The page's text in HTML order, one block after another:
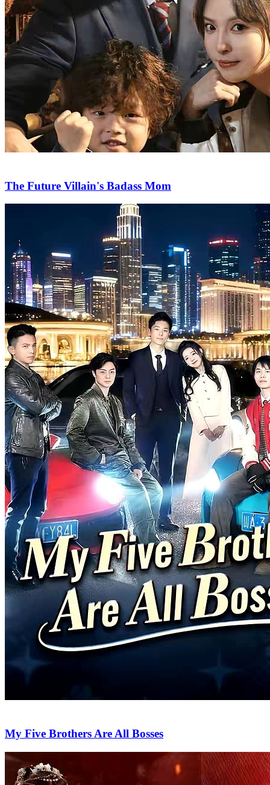
The Future Villain's Badass Mom
My Five Brothers Are All Bosses